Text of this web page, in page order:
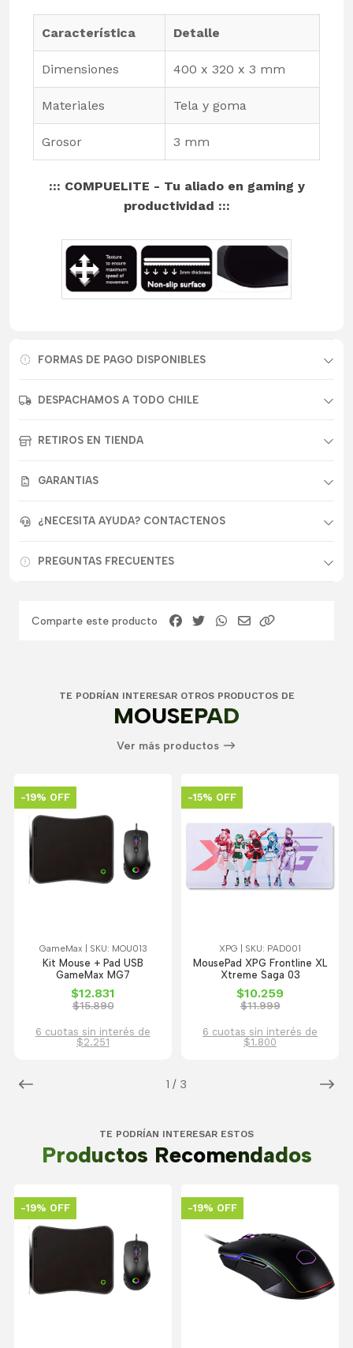
Característica Detalle
Dimensiones 400 x 320 x 3 mm
Materiales Tela y goma
Grosor 3 mm
::: COMPUELITE - Tu aliado en gaming y
productividad :::
FORMAS DE PAGO DISPONIBLES
DESPACHAMOS A TODO CHILE
RETIROS EN TIENDA
GARANTIAS
¿NECESITA AYUDA? CONTACTENOS
PREGUNTAS FRECUENTES
Comparte este producto
TE PODRÍAN INTERESAR OTROS PRODUCTOS DE
MOUSEPAD
Ver más productos
1 / 3
-19% OFF
GameMax | SKU: MOU013
Kit Mouse + Pad USB
GameMax MG7
$12.831
$15.890
6 cuotas sin interés de
$2.251
-15% OFF
XPG | SKU: PAD001
MousePad XPG Frontline XL
Xtreme Saga 03
$10.259
$11.999
6 cuotas sin interés de
$1.800
TE PODRÍAN INTERESAR ESTOS
Productos Recomendados
-19% OFF -19% OFF